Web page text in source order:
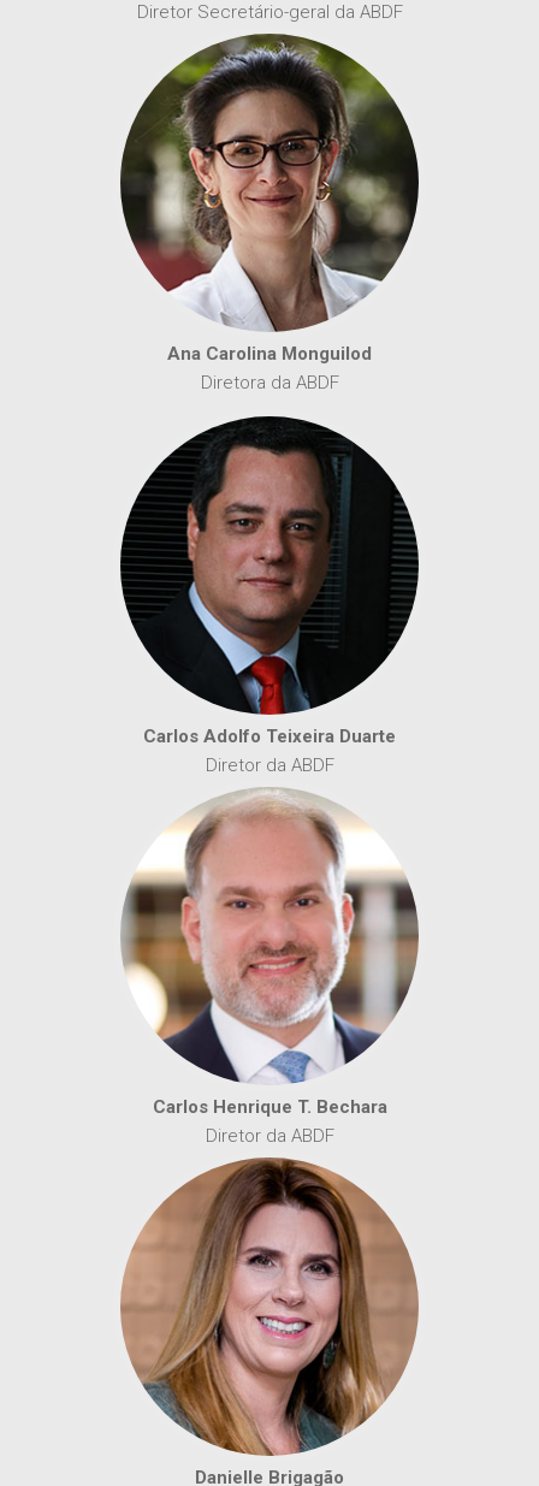
Diretor Secretário-geral da ABDF
Ana Carolina Monguilod
Diretora da ABDF
Carlos Adolfo Teixeira Duarte
Diretor da ABDF
Carlos Henrique T. Bechara
Diretor da ABDF
Danielle Brigagão